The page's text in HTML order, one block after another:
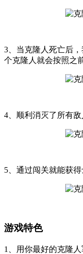
3、当克隆人死亡后
个克隆人就会按照之
4、顺利消灭了所有敌
5、通过闯关就能获
游戏特色
1、用你最好的克隆